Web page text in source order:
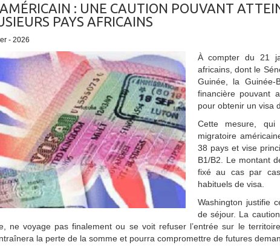
: UNE CAUTION POUVANT
PAYS AFRICAINS
- 2026
À compter du 21
africains, dont le
Guinée, la
financière pouvant
pour obtenir un visa
Cette mesure, qui
migratoire
38 pays et vise
B1/B2. Le montant
fixé au cas par
habituels de visa.
Washington justifie
de séjour. La
ne voyage pas finalement ou se voit refuser l’entrée sur le
la perte de la somme et pourra compromettre de futures